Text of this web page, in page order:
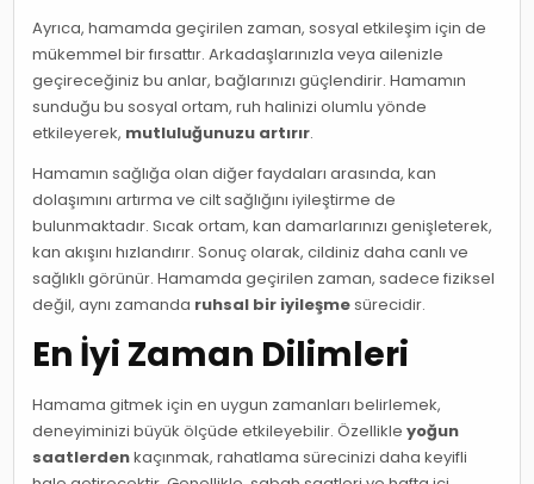
Ayrıca, hamamda geçirilen zaman, sosyal etkileşim için de
mükemmel bir fırsattır. Arkadaşlarınızla veya ailenizle
geçireceğiniz bu anlar, bağlarınızı güçlendirir. Hamamın
sunduğu bu sosyal ortam, ruh halinizi olumlu yönde
etkileyerek, mutluluğunuzu artırır.
Hamamın sağlığa olan diğer faydaları arasında, kan
dolaşımını artırma ve cilt sağlığını iyileştirme de
bulunmaktadır. Sıcak ortam, kan damarlarınızı genişleterek,
kan akışını hızlandırır. Sonuç olarak, cildiniz daha canlı ve
sağlıklı görünür. Hamamda geçirilen zaman, sadece fiziksel
değil, aynı zamanda ruhsal bir iyileşmesürecidir.
En İyi Zaman Dilimleri
Hamama gitmek için en uygun zamanları belirlemek,
deneyiminizi büyük ölçüde etkileyebilir. Özellikleyoğun
saatlerdenkaçınmak, rahatlama sürecinizi daha keyifli